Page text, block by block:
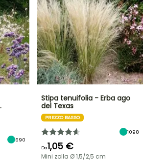
690
Stipa tenuifolia - Erba ago
del Texas
PREZZO BASSO
1098
Da1,05 €
Mini zolla Ø 1,5/2,5 cm